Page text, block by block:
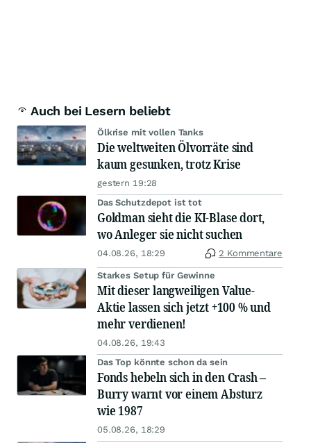
Auch bei Lesern beliebt
Ölkrise mit vollen Tanks
Die weltweiten Ölvorräte sind
kaum gesunken, trotz Krise
gestern 19:28
Das Schutzdepot ist tot
Goldman sieht die KI-Blase dort,
wo Anleger sie nicht suchen
04.08.26, 18:29 2 Kommentare
Starkes Setup für Gewinne
Mit dieser langweiligen Value-
Aktie lassen sich jetzt +100 % und
mehr verdienen!
04.08.26, 19:43
Das Top könnte schon da sein
Fonds hebeln sich in den Crash –
Burry warnt vor einem Absturz
wie 1987
05.08.26, 18:29